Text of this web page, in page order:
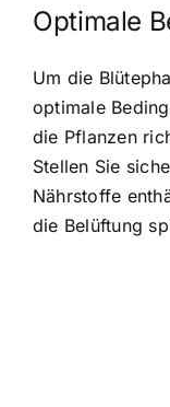
Optimale
Um die
optimale
die Pflanzen
Stellen Sie
Nährstoffe
die Belüftung